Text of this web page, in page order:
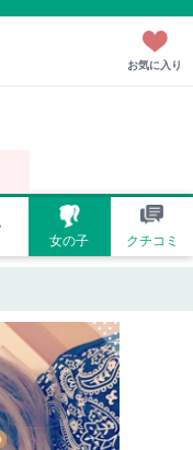
お気に入り
女の子 クチコミ